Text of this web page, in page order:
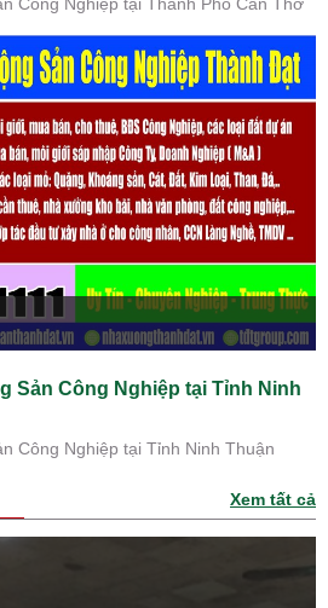
Công Nghiệp tại Thành Phố Cần Thơ
Sản Công Nghiệp tại Tỉnh Ninh
Công Nghiệp tại Tỉnh Ninh Thuận
Xem tất cả